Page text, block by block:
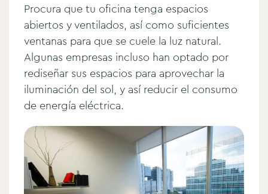
Procura que tu oficina tenga espacios
abiertos y ventilados, así como suficientes
ventanas para que se cuele la luz natural.
Algunas empresas incluso han optado por
rediseñar sus espacios para aprovechar la
iluminación del sol, y así reducir el consumo
de energía eléctrica.